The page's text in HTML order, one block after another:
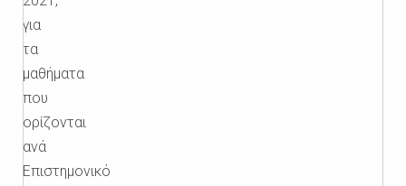
για
τα
μαθήματα
που
ορίζονται
ανά
Επιστημονικό